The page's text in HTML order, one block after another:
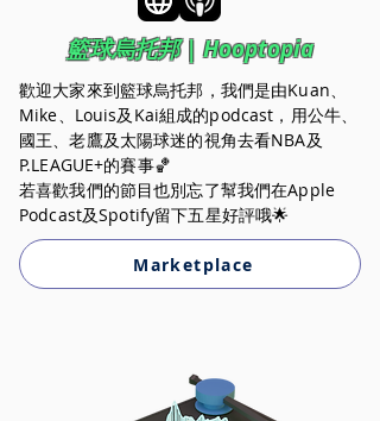
籃球烏托邦 | Hooptopia
歡迎大家來到籃球烏托邦，我們是由Kuan、
Mike、Louis及Kai組成的podcast，用公牛、
國王、老鷹及太陽球迷的視角去看NBA及
P.LEAGUE+的賽事🏀
若喜歡我們的節目也別忘了幫我們在Apple
Podcast及Spotify留下五星好評哦🌟
Marketplace